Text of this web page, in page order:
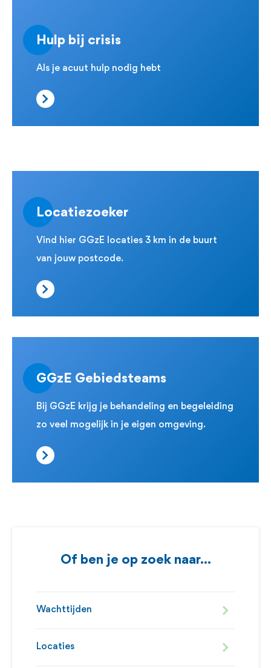
Hulp bij crisis
Als je acuut hulp nodig hebt
Locatiezoeker
Vind hier GGzE locaties 3 km in de buurt
van jouw postcode.
GGzE Gebiedsteams
Bij GGzE krijg je behandeling en begeleiding
zo veel mogelijk in je eigen omgeving.
Of ben je op zoek naar...
Wachttijden
Locaties